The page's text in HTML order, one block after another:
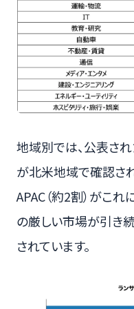
地域別では、公表さ
が北米地域で確認され
APAC（約2割）がこ
の厳しい市場が引き
されています。